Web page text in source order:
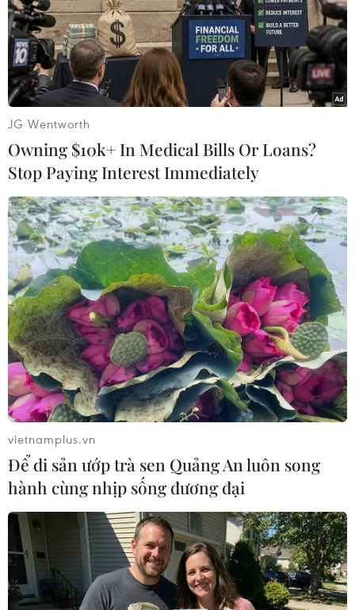
Ẩm thực Tây Bắc: Những món đặc
biệt, ăn một lần nhớ mãi
29/07/2020 03:27
Người Thái ở Tây Bắc sở hữu một kho tàng văn hóa đặc
sắc, trong đó ẩm thực là khối giá trị đồ sộ với những
món ăn vừa dân dã vừa hấp dẫn. Đặc biệt, các món ăn
gắn liền với đời sống tâm linh người dân.
Độc đáo văn hóa ẩm thực của các cộng
đồng dân tộc Điện Biên
JG Wentworth
Owning $10k+ In Medical Bills Or Loans?
Stop Paying Interest Immediately
vietnamplus.vn
Để di sản ướp trà sen Quảng An luôn song
hành cùng nhịp sống đương đại